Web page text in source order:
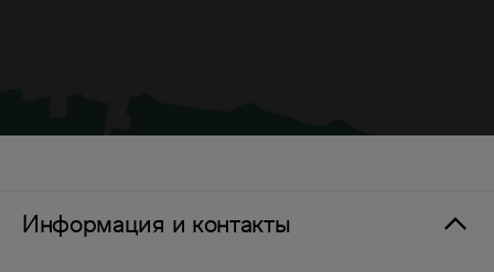
Информация и контакты